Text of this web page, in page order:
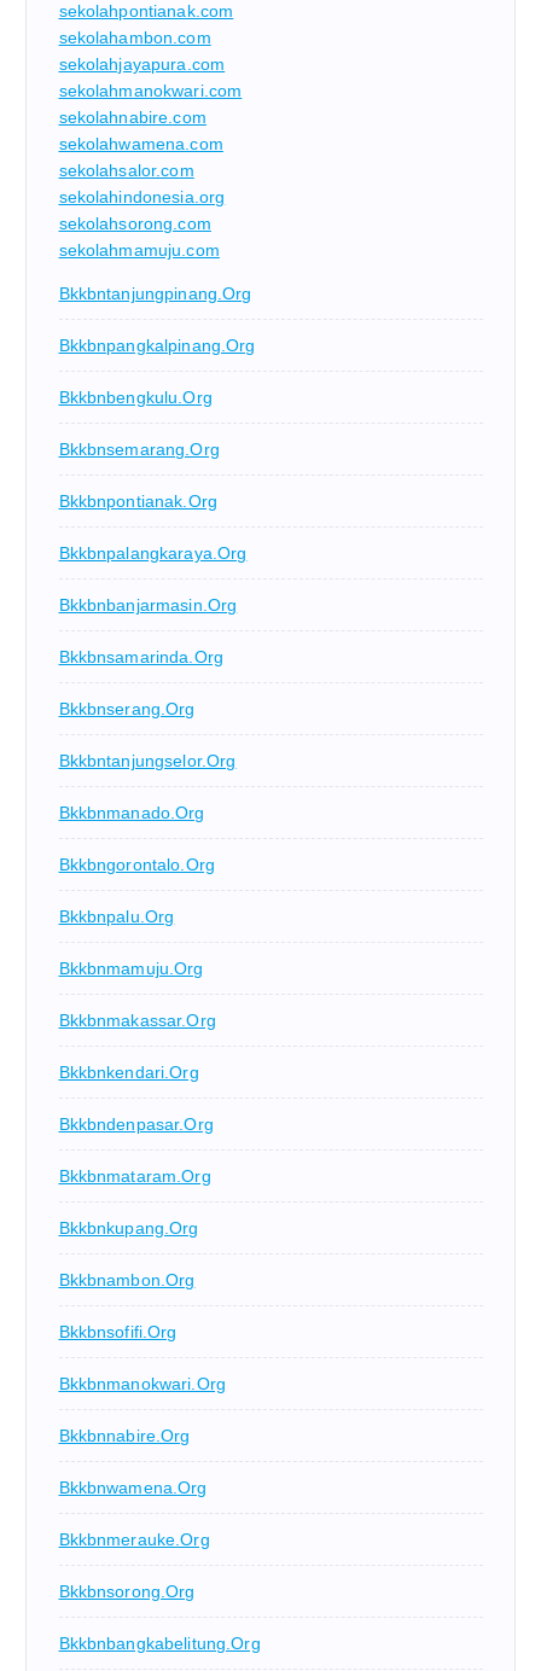
sekolahpontianak.com
sekolahambon.com
sekolahjayapura.com
sekolahmanokwari.com
sekolahnabire.com
sekolahwamena.com
sekolahsalor.com
sekolahindonesia.org
sekolahsorong.com
sekolahmamuju.com
Bkkbntanjungpinang.org
Bkkbnpangkalpinang.org
Bkkbnbengkulu.org
Bkkbnsemarang.org
Bkkbnpontianak.org
Bkkbnpalangkaraya.org
Bkkbnbanjarmasin.org
Bkkbnsamarinda.org
Bkkbnserang.org
Bkkbntanjungselor.org
Bkkbnmanado.org
Bkkbngorontalo.org
Bkkbnpalu.org
Bkkbnmamuju.org
Bkkbnmakassar.org
Bkkbnkendari.org
Bkkbndenpasar.org
Bkkbnmataram.org
Bkkbnkupang.org
Bkkbnambon.org
Bkkbnsofifi.org
Bkkbnmanokwari.org
Bkkbnnabire.org
Bkkbnwamena.org
Bkkbnmerauke.org
Bkkbnsorong.org
Bkkbnbangkabelitung.org